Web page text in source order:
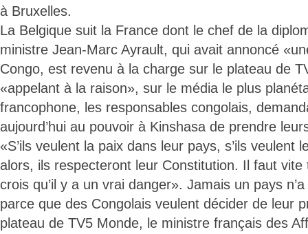
à Bruxelles.
La Belgique suit la France dont le chef de la
ministre Jean-Marc Ayrault, qui avait annoncé
Congo, est revenu à la charge sur le plateau de
«appelant à la raison», sur le média le plus
francophone, les responsables congolais,
aujourd’hui au pouvoir à Kinshasa de prendre
«S’ils veulent la paix dans leur pays, s’ils veulent
alors, ils respecteront leur Constitution. Il faut
crois qu’il y a un vrai danger». Jamais un pays
parce que des Congolais veulent décider de leur
plateau de TV5 Monde, le ministre français des